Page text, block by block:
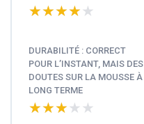
★★★★★
★★★★★
DURABILITÉ : CORRECT
POUR L’INSTANT, MAIS DES
DOUTES SUR LA MOUSSE À
LONG TERME
★★★★★
★★★★★